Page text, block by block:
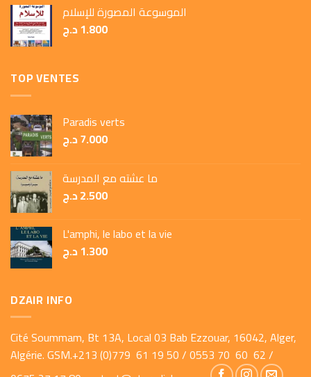
الموسوعة المصورة للإسلام
1.800د.ج
TOP VENTES
Paradis verts
7.000د.ج
ما عشته مع المدرسة
2.500د.ج
L'amphi, le labo et la vie
1.300د.ج
DZAIR INFO
Cité Soummam, Bt 13A, Local 03 Bab Ezzouar, 16042, Alger,
Algérie. GSM.+213 (0)779 61 19 50 / 0553 70 60 62 /